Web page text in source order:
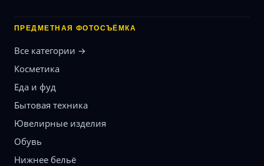
ПРЕДМЕТНАЯ ФОТОСЪЁМКА
Все категории →
Косметика
Еда и фуд
Бытовая техника
Ювелирные изделия
Обувь
Нижнее бельё